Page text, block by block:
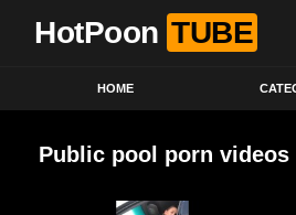
HotPoon TUBE
HOME
Public pool porn videos